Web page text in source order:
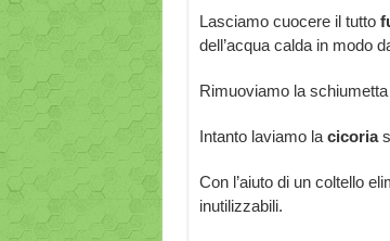
Lasciamo cuocere il tutto
dell’acqua calda in modo
Rimuoviamo la
Intanto laviamo la cicoria
Con l’aiuto di un coltello
inutilizzabili.